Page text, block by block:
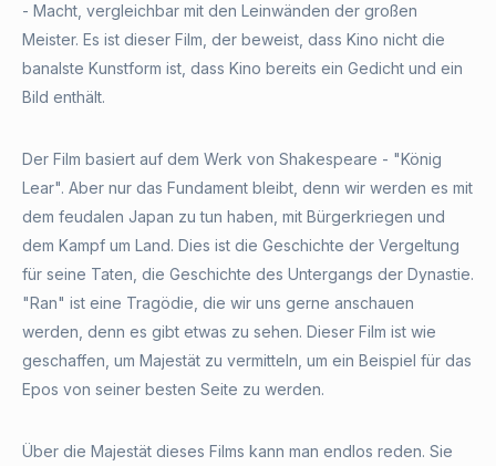
- Macht, vergleichbar mit den Leinwänden der großen
Meister. Es ist dieser Film, der beweist, dass Kino nicht die
banalste Kunstform ist, dass Kino bereits ein Gedicht und ein
Bild enthält.
Der Film basiert auf dem Werk von Shakespeare - "König
Lear". Aber nur das Fundament bleibt, denn wir werden es mit
dem feudalen Japan zu tun haben, mit Bürgerkriegen und
dem Kampf um Land. Dies ist die Geschichte der Vergeltung
für seine Taten, die Geschichte des Untergangs der Dynastie.
"Ran" ist eine Tragödie, die wir uns gerne anschauen
werden, denn es gibt etwas zu sehen. Dieser Film ist wie
geschaffen, um Majestät zu vermitteln, um ein Beispiel für das
Epos von seiner besten Seite zu werden.
Über die Majestät dieses Films kann man endlos reden. Sie